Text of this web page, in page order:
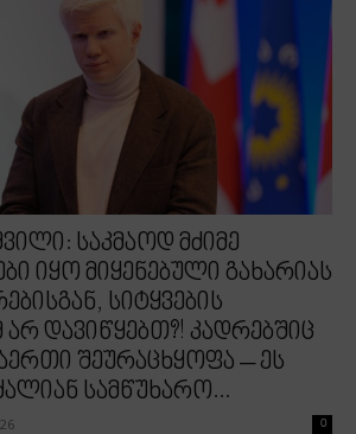
საკმაოდ მძიმე
იყო მიყენებული გახარიას
სიტყვების
არ დავიწყებთ?! კადრებშიც
შეურაცხყოფა – ეს
სამწუხარო...
0